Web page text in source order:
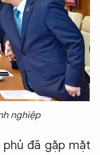
nghiệp
phủ đã gặp mặt